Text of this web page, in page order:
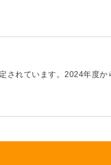
されています。2024年度か